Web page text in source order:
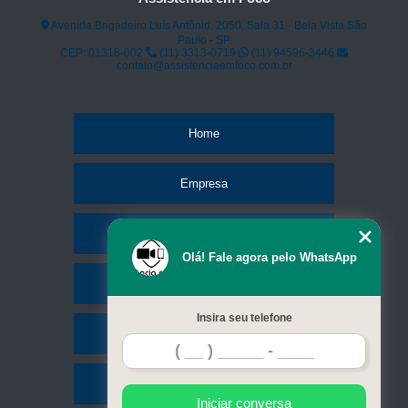
assistências iphone São Paulo
assistência técnica de iphone telefone Mogi das Cruzes
Avenida Brigadeiro Luís Antônio, 2050, Sala 31 - Bela Vista São
Paulo - SP
CEP: 01318-002
(11) 3313-0719
(11) 94596-3446
contato@assistenciaemfoco.com.br
Home
Empresa
Contato
Mapa do site
Olá! Fale agora pelo WhatsApp
Insira seu telefone
Iniciar conversa